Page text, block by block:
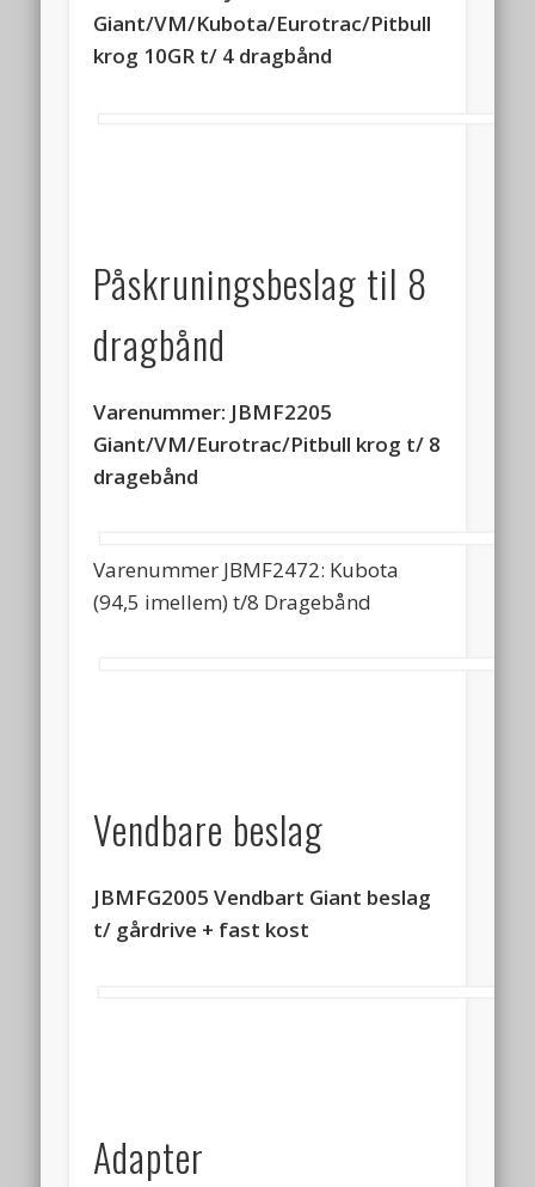
Giant/VM/Kubota/Eurotrac/Pitbull
krog 10GR t/ 4 dragbånd
Påskruningsbeslag til 8
dragbånd
Varenummer: JBMF2205
Giant/VM/Eurotrac/Pitbull krog t/ 8
dragebånd
Varenummer JBMF2472: Kubota
(94,5 imellem) t/8 Dragebånd
Vendbare beslag
JBMFG2005 Vendbart Giant beslag
t/ gårdrive + fast kost
Adapter